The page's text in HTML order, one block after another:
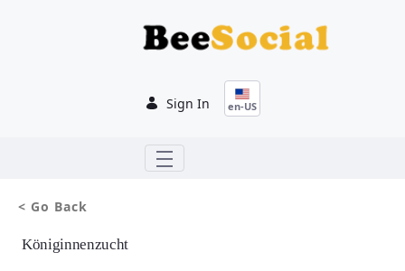
Sign In en-US
< Go Back
Königinnenzucht